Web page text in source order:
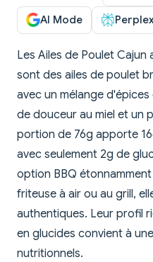
AI Mode
Les Ailes de Poulet Cajun
sont des ailes de poulet
avec un mélange
de douceur au miel et un
portion de 76g apporte
avec seulement 2g de
option BBQ
friteuse à air ou au grill,
authentiques. Leur profil
en glucides convient à
nutritionnels.